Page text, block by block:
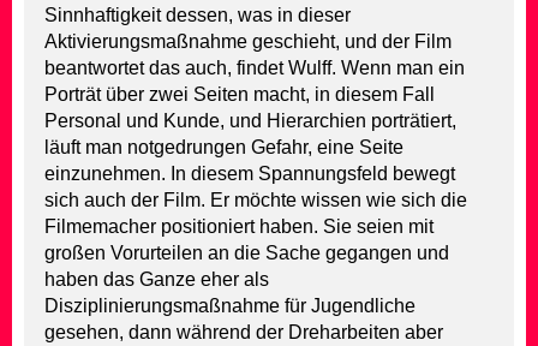
Sinnhaftigkeit dessen, was in dieser
Aktivierungsmaßnahme geschieht, und der Film
beantwortet das auch, findet Wulff. Wenn man ein
Porträt über zwei Seiten macht, in diesem Fall
Personal und Kunde, und Hierarchien porträtiert,
läuft man notgedrungen Gefahr, eine Seite
einzunehmen. In diesem Spannungsfeld bewegt
sich auch der Film. Er möchte wissen wie sich die
Filmemacher positioniert haben. Sie seien mit
großen Vorurteilen an die Sache gegangen und
haben das Ganze eher als
Disziplinierungsmaßnahme für Jugendliche
gesehen, dann während der Dreharbeiten aber